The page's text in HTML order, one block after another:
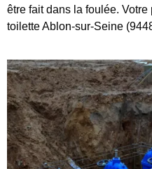
être fait dans la foulée.
toilette Ablon-sur-Seine